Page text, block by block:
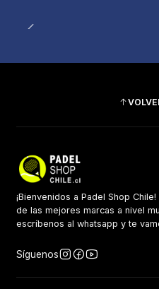
¡Bienvenidos a Padel Shop
de las mejores marcas a nivel
escríbenos al whatsapp y te
Síguenos